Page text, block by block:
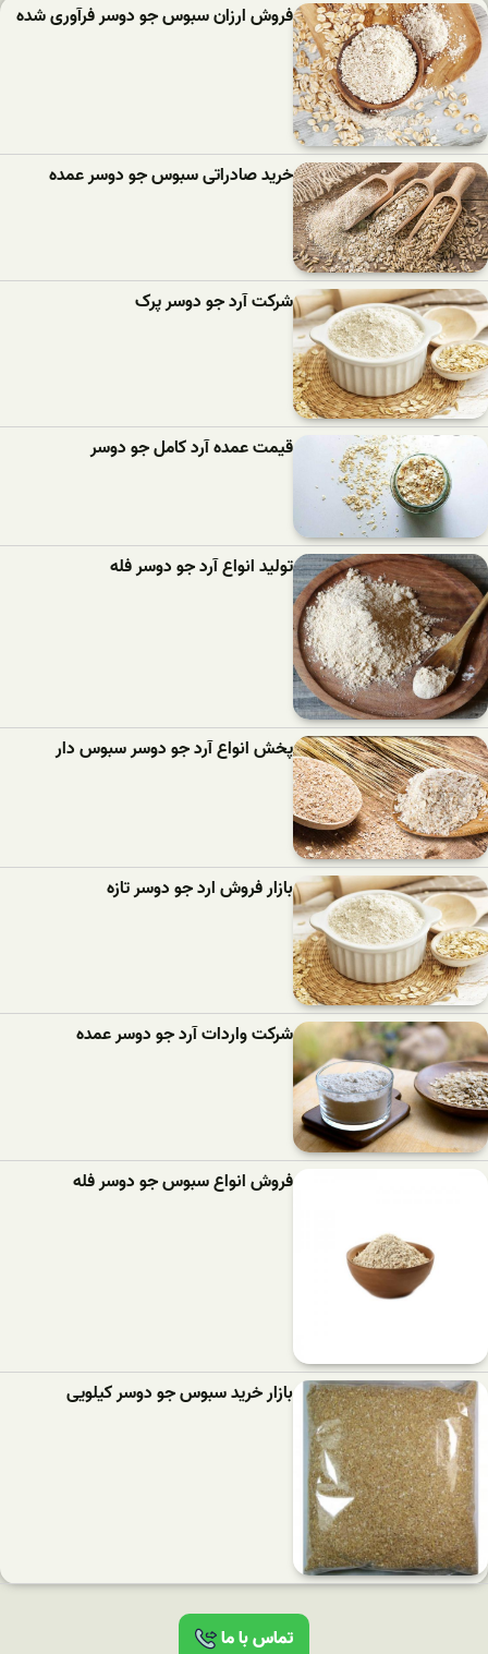
فروش ارزان سبوس جو دوسر فرآوری شده
خرید صادراتی سبوس جو دوسر عمده
شرکت آرد جو دوسر پرک
قیمت عمده آرد کامل جو دوسر
تولید انواع آرد جو دوسر فله
پخش انواع آرد جو دوسر سبوس دار
بازار فروش ارد جو دوسر تازه
شرکت واردات آرد جو دوسر عمده
فروش انواع سبوس جو دوسر فله
بازار خرید سبوس جو دوسر کیلویی
تماس با ما